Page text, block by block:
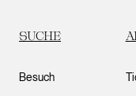
SUCHE
Besuch